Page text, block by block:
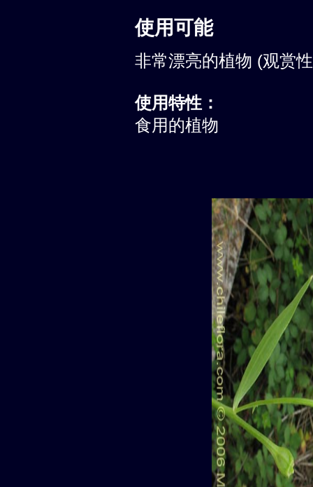
使用可能
非常漂亮的植物 (观赏
使用特性：
食用的植物